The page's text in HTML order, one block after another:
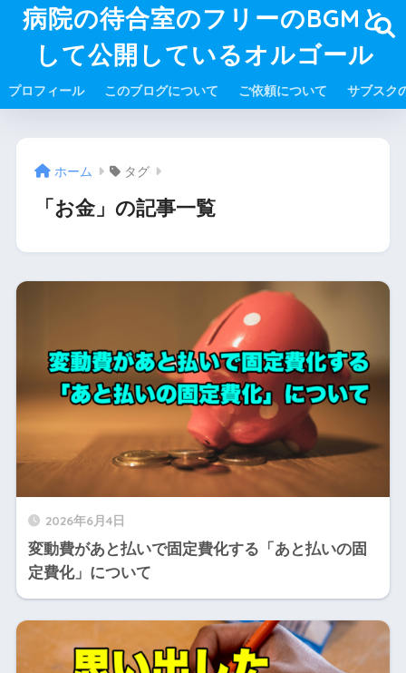
病院の待合室のフリーのBGMと
して公開しているオルゴール
プロフィール このブログについて ご依頼について サブスク
ホーム タグ
「お金」の記事一覧
2026年6月4日
変動費があと払いで固定費化する「あと払いの固
定費化」について